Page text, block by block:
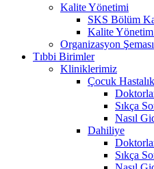
Kalite Yönetimi
SKS Bölüm
Kalite Yönetim
Organizasyon Şeması
Tıbbi Birimler
Kliniklerimiz
Çocuk
Sıkça
Nasıl
Dahiliye
Sıkça